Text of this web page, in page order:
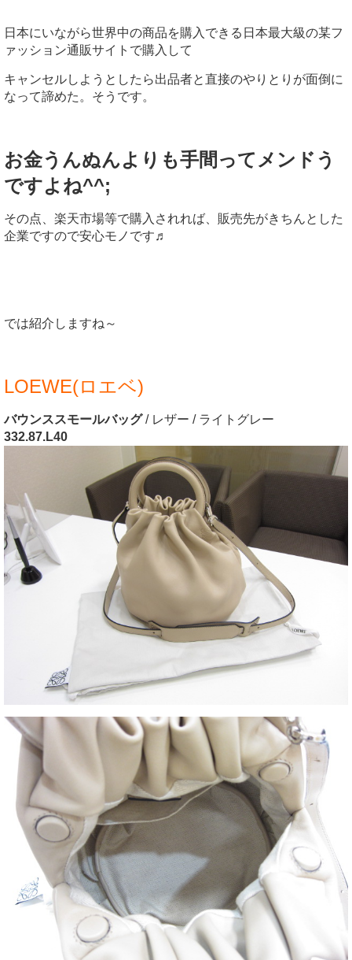
日本にいながら世界中の商品を購入できる日本最大級の某フ
ァッション通販サイトで購入して
キャンセルしようとしたら出品者と直接のやりとりが面倒に
なって諦めた。そうです。
お金うんぬんよりも手間ってメンドう
ですよね^^;
その点、楽天市場等で購入されれば、販売先がきちんとした
企業ですので安心モノです♬
では紹介しますね～
LOEWE(ロエベ)
バウンススモールバッグ/ レザー / ライトグレー
332.87.L40